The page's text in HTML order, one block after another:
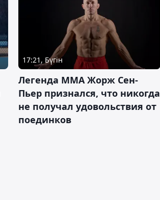
17:21, Бүгін
Легенда ММА Жорж Сен-
Пьер признался, что никогда
не получал удовольствия от
поединков